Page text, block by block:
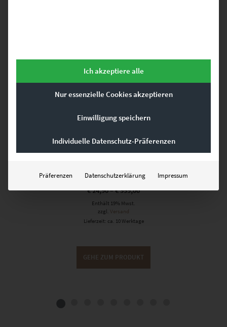
€24,90–€999,00
Enthält 19% Mwst.
zzgl.
Versand
Lieferzeit: ca. 10 Werktage
GEHE ZUM PRODUKT
Ich akzeptiere alle
Nur essenzielle Cookies akzeptieren
Einwilligung speichern
Individuelle Datenschutz-Präferenzen
Präferenzen Datenschutzerklärung Impressum